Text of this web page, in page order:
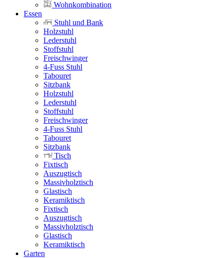
Wohnkombination
Essen
Stuhl und Bank
Holzstuhl
Lederstuhl
Stoffstuhl
Freischwinger
4-Fuss Stuhl
Tabouret
Sitzbank
Holzstuhl
Lederstuhl
Stoffstuhl
Freischwinger
4-Fuss Stuhl
Tabouret
Sitzbank
Tisch
Fixtisch
Auszugtisch
Massivholztisch
Glastisch
Keramiktisch
Fixtisch
Auszugtisch
Massivholztisch
Glastisch
Keramiktisch
Garten